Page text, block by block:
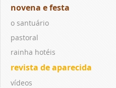
novena e festa
o santuário
pastoral
rainha hotéis
revista de aparecida
vídeos